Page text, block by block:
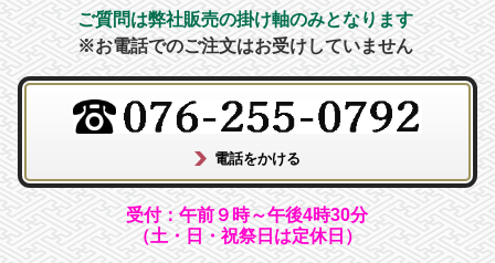
ご質問は弊社販売の掛け軸のみとなります
※お電話でのご注文はお受けしていません
受付：午前９時～午後4時30分
（土・日・祝祭日は定休日）